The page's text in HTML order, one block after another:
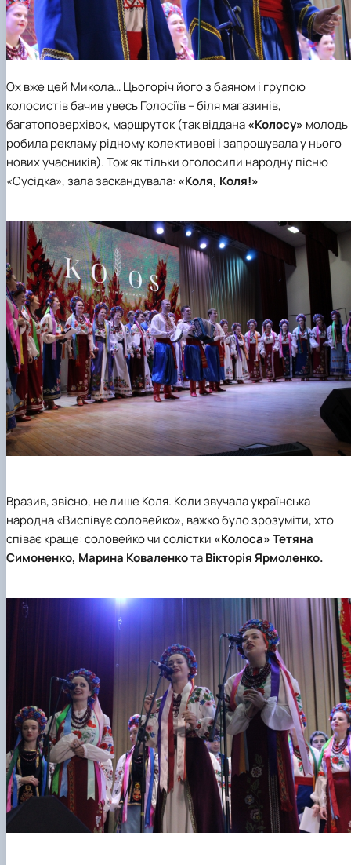
Ох вже цей Микола… Цьогоріч його з баяном і групою
колосистів бачив увесь Голосіїв – біля магазинів,
багатоповерхівок, маршруток (так віддана«Колосу» молодь
робила рекламу рідному колективові і запрошувала у нього
нових учасників). Тож як тільки оголосили народну пісню
«Сусідка», зала заскандувала: «Коля, Коля!»
Вразив, звісно, не лише Коля. Коли звучала українська
народна «Виспівує соловейко», важко було зрозуміти, хто
співає краще: соловейко чи солістки «Колоса»Тетяна
Симоненко, Марина КоваленкотаВікторія Ярмоленко.